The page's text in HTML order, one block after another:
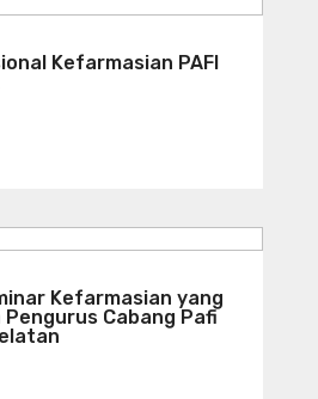
Kefarmasian PAFI
Kefarmasian yang
Cabang Pafi